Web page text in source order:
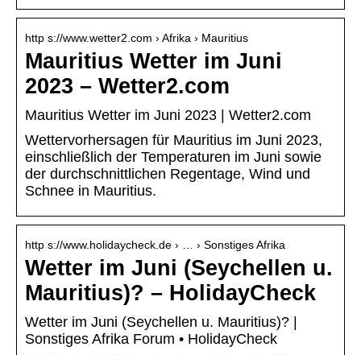
http s://www.wetter2.com › Afrika › Mauritius
Mauritius Wetter im Juni
2023 – Wetter2.com
Mauritius Wetter im Juni 2023 | Wetter2.com
Wettervorhersagen für Mauritius im Juni 2023,
einschließlich der Temperaturen im Juni sowie
der durchschnittlichen Regentage, Wind und
Schnee in Mauritius.
http s://www.holidaycheck.de › … › Sonstiges Afrika
Wetter im Juni (Seychellen u.
Mauritius)? – HolidayCheck
Wetter im Juni (Seychellen u. Mauritius)? |
Sonstiges Afrika Forum • HolidayCheck